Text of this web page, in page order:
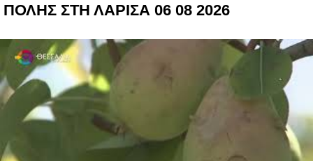
ΠΟΛΗΣ ΣΤΗ ΛΑΡΙΣΑ 06 08 2026